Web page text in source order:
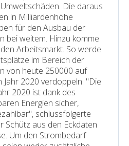
Die daraus
in Milliardenhöhe
für den Ausbau der
bei weitem. Hinzu komme
Arbeitsmarkt. So werde
im Bereich der
von heute 250000 auf
2020 verdoppeln. "Die
2020 ist dank des
Energien sicher,
schlussfolgerte
Schütz aus den Eckdaten
Um den Strombedarf